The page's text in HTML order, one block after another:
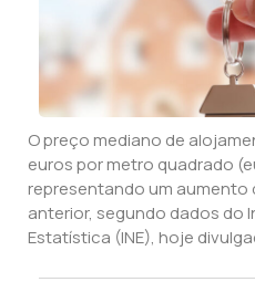
O preço mediano de
euros por metro quadrado
representando um aumento
anterior, segundo dados do
Estatística (INE), hoje